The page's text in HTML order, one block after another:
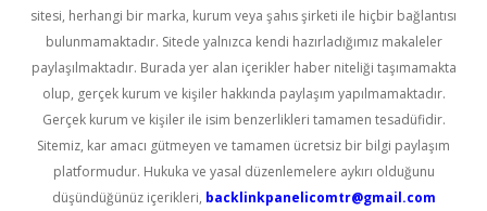
sitesi, herhangi bir marka, kurum veya şahıs şirketi ile hiçbir bağlantısı
bulunmamaktadır. Sitede yalnızca kendi hazırladığımız makaleler
paylaşılmaktadır. Burada yer alan içerikler haber niteliği taşımamakta
olup, gerçek kurum ve kişiler hakkında paylaşım yapılmamaktadır.
Gerçek kurum ve kişiler ile isim benzerlikleri tamamen tesadüfidir.
Sitemiz, kar amacı gütmeyen ve tamamen ücretsiz bir bilgi paylaşım
platformudur. Hukuka ve yasal düzenlemelere aykırı olduğunu
düşündüğünüz içerikleri, backlinkpanelicomtr@gmail.com